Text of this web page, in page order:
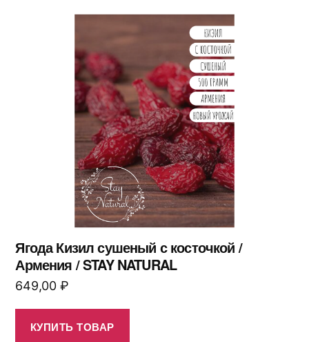
Ягода Кизил сушеный с косточкой /
Армения / STAY NATURAL
649,00 ₽
КУПИТЬ ТОВАР